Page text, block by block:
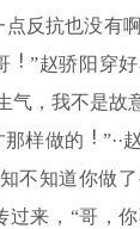
反抗也没有
”赵骄阳穿
气，我不是故
那样做的
”··
不知道你做
过来，“哥，